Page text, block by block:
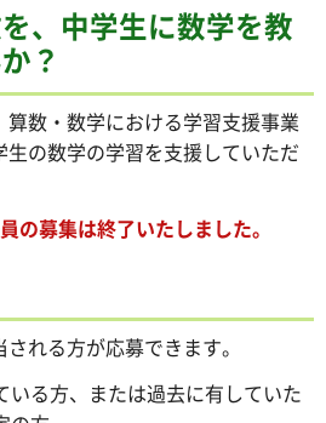
、中学生に数学を教
？
数・数学における学習支援事業
の数学の学習を支援していただ
の募集は終了いたしました。
れる方が応募できます。
いる方、または過去に有していた